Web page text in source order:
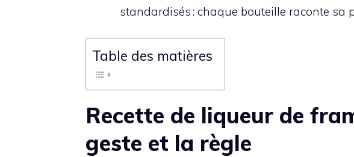
standardisés : chaque bouteille raconte sa
Table des matières
Recette de liqueur de
geste et la règle